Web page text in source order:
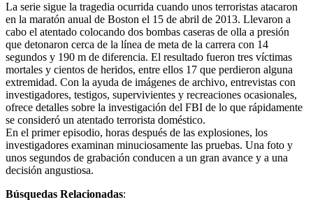
La serie sigue la tragedia ocurrida cuando unos terroristas atacaron
en la maratón anual de Boston el 15 de abril de 2013. Llevaron a
cabo el atentado colocando dos bombas caseras de olla a presión
que detonaron cerca de la línea de meta de la carrera con 14
segundos y 190 m de diferencia. El resultado fueron tres víctimas
mortales y cientos de heridos, entre ellos 17 que perdieron alguna
extremidad. Con la ayuda de imágenes de archivo, entrevistas con
investigadores, testigos, supervivientes y recreaciones ocasionales,
ofrece detalles sobre la investigación del FBI de lo que rápidamente
se consideró un atentado terrorista doméstico.
En el primer episodio, horas después de las explosiones, los
investigadores examinan minuciosamente las pruebas. Una foto y
unos segundos de grabación conducen a un gran avance y a una
decisión angustiosa.
Búsquedas Relacionadas: